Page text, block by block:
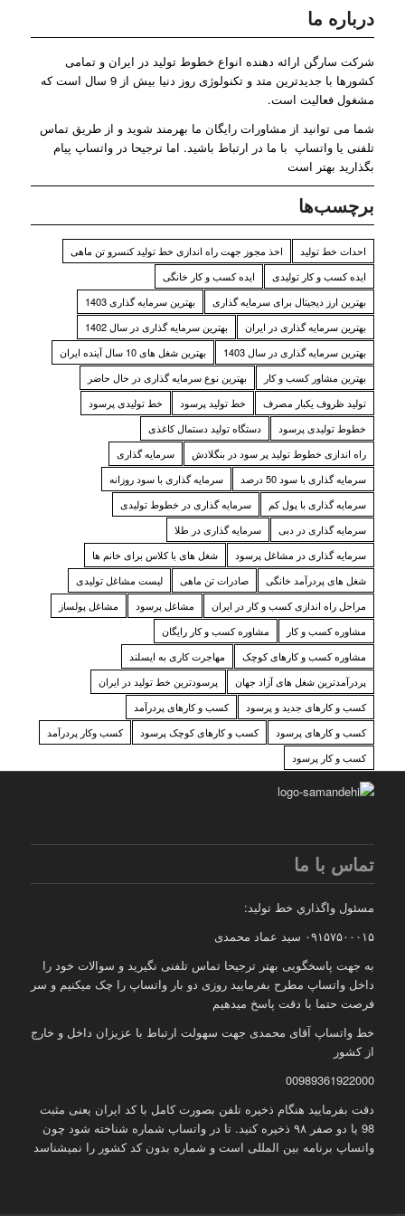
درباره ما
شرکت سارگن ارائه دهنده انواع خطوط تولید در ایران و تمامی
کشورها با جدیدترین متد و تکنولوژی روز دنیا بیش از 9 سال است که
مشغول فعالیت است.
شما می توانید از مشاورات رایگان ما بهرمند شوید و از طریق تماس
تلفنی یا واتساپ با ما در ارتباط باشید. اما ترجیحا در واتساپ پیام
بگذارید بهتر است
برچسب‌ها
احداث خط تولید
اخذ مجوز جهت راه اندازی خط تولید کنسرو تن ماهی
ایده کسب و کار تولیدی
ایده کسب و کار خانگی
بهترین ارز دیجیتال برای سرمایه گذاری
بهترین سرمایه گذاری 1403
بهترین سرمایه گذاری در ایران
بهترین سرمایه گذاری در سال 1402
بهترین سرمایه گذاری در سال 1403
بهترین شغل های 10 سال آینده ایران
بهترین مشاور کسب و کار
بهترین نوع سرمایه گذاری در حال حاضر
تولید ظروف یکبار مصرف
خط تولید پرسود
خط تولیدی پرسود
خطوط تولیدی پرسود
دستگاه تولید دستمال کاغذی
راه اندازی خطوط تولید پر سود در بنگلادش
سرمایه گذاری
سرمایه گذاری با سود 50 درصد
سرمایه گذاری با سود روزانه
سرمایه گذاری با پول کم
سرمایه گذاری در خطوط تولیدی
سرمایه گذاری در دبی
سرمایه گذاری در طلا
سرمایه گذاری در مشاغل پرسود
شغل های با کلاس برای خانم ها
شغل های پردرآمد خانگی
صادرات تن ماهی
لیست مشاغل تولیدی
مراحل راه اندازی کسب و کار در ایران
مشاغل پرسود
مشاغل پولساز
مشاوره کسب و کار
مشاوره کسب و کار رایگان
مشاوره کسب و کارهای کوچک
مهاجرت کاری به ایسلند
پردرآمدترین شغل های آزاد جهان
پرسودترین خط تولید در ایران
کسب و کارهای جدید و پرسود
کسب و کارهای پردرآمد
کسب و کارهای پرسود
کسب و کارهای کوچک پرسود
کسب وکار پردرآمد
کسب و کار پرسود
تماس با ما
مسئول واگذاري خط توليد:
۰۹۱۵۷۵۰۰۰۱۵ سید عماد محمدی
به جهت پاسخگویی بهتر ترجیحا تماس تلفنی نگیرید و سوالات خود را
داخل واتساپ مطرح بفرمایید روزی دو بار واتساپ را چک میکنیم و سر
فرصت حتما با دقت پاسخ میدهیم
خط واتساپ آقای محمدی جهت سهولت ارتباط با عزیزان داخل و خارج
از کشور
00989361922000
دقت بفرمایید هنگام ذخیره تلفن بصورت کامل با کد ایران یعنی مثبت
98 یا دو صفر ۹۸ ذخیره کنید. تا در واتساپ شماره شناخته شود چون
واتساپ برنامه بین المللی است و شماره بدون کد کشور را نمیشناسد